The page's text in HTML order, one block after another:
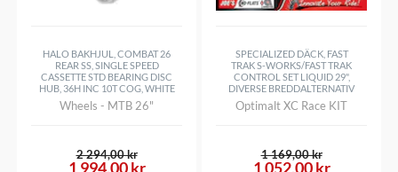
HALO BAKHJUL, COMBAT 26
REAR SS, SINGLE SPEED
CASSETTE STD BEARING DISC
HUB, 36H INC 10T COG, WHITE
Wheels - MTB 26"
1 994,00 kr
2 294,00 kr
SPECIALIZED DÄCK, FAST
TRAK S-WORKS/FAST TRAK
CONTROL SET LIQUID 29",
DIVERSE BREDDALTERNATIV
Optimalt XC Race KIT
1 052,00 kr
1 169,00 kr